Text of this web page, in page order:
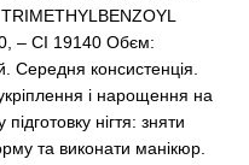
– CI 19140 Обєм:
Середня консистенція.
і нарощення на
нігтя: зняти
та виконати манікюр.